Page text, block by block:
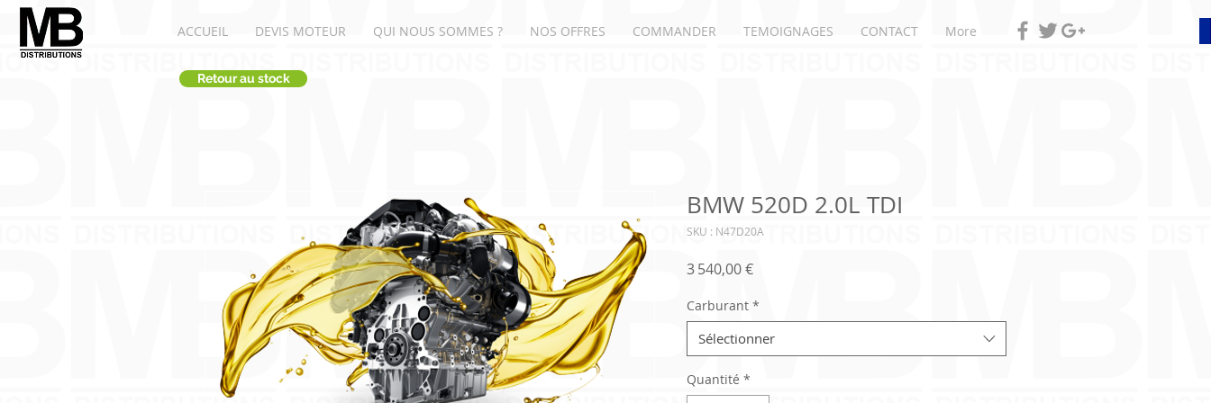
ACCUEIL DEVIS MOTEUR QUI NOUS SOMMES ? NOS OFFRES COMMANDER TEMOIGNAGES CONTACT More
BMW 520D 2.0L TDI
SKU : N47D20A
3 540,00 €Prix
Carburant *
Sélectionner
Quantité *
Retour au stock